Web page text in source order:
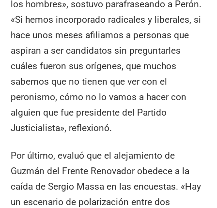
los hombres», sostuvo parafraseando a Perón.
«Si hemos incorporado radicales y liberales, si
hace unos meses afiliamos a personas que
aspiran a ser candidatos sin preguntarles
cuáles fueron sus orígenes, que muchos
sabemos que no tienen que ver con el
peronismo, cómo no lo vamos a hacer con
alguien que fue presidente del Partido
Justicialista», reflexionó.
Por último, evaluó que el alejamiento de
Guzmán del Frente Renovador obedece a la
caída de Sergio Massa en las encuestas. «Hay
un escenario de polarización entre dos